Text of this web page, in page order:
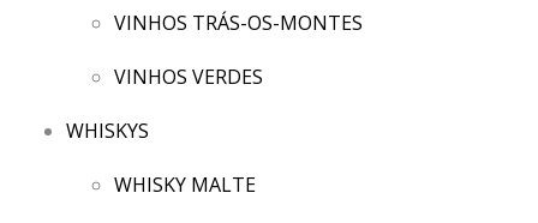
VINHOS TRÁS-OS-MONTES
VINHOS VERDES
WHISKYS
WHISKY MALTE